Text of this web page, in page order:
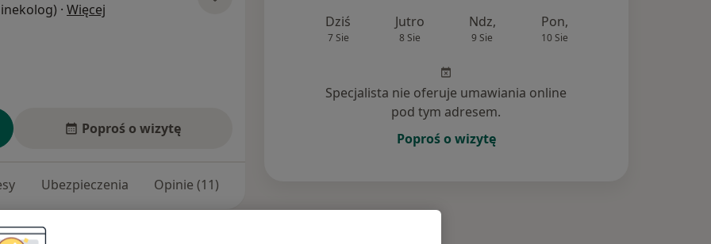
· Więcej
Poproś o wizytę
Ubezpieczenia Opinie (11)
Dziś
7 Sie
Jutro
8 Sie
Ndz,
9 Sie
Pon,
10 Sie
Specjalista nie oferuje umawiania online
pod tym adresem.
Poproś o wizytę